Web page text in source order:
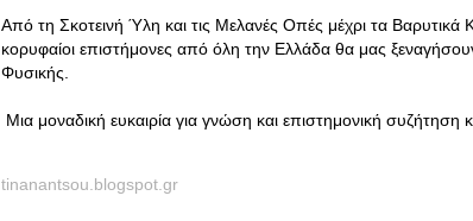
Από τη Σκοτεινή Ύλη και τις Μελανές Οπές μέχρι τα
κορυφαίοι επιστήμονες από όλη την Ελλάδα θα μας
Φυσικής.
Μια μοναδική ευκαιρία για γνώση και επιστημονική συζήτηση
tinanantsou.blogspot.gr